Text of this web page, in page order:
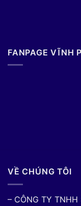
FANPAGE VĨNH
VỀ CHÚNG TÔI
– CÔNG TY TNHH